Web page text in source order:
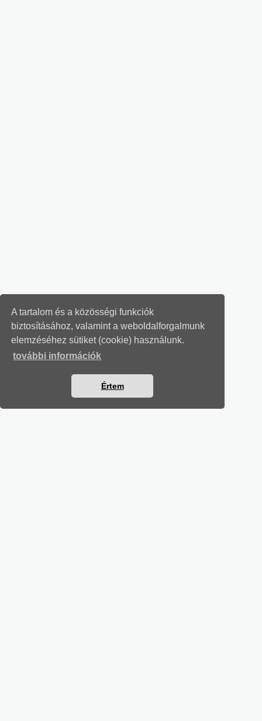
A tartalom és a közösségi funkciók
biztosításához, valamint a weboldalforgalmunk
elemzéséhez sütiket (cookie) használunk.
további információk
Értem